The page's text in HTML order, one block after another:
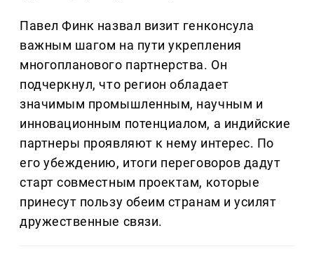
Павел Финк назвал визит генконсула
важным шагом на пути укрепления
многопланового партнерства. Он
подчеркнул, что регион обладает
значимым промышленным, научным и
инновационным потенциалом, а индийские
партнеры проявляют к нему интерес. По
его убеждению, итоги переговоров дадут
старт совместным проектам, которые
принесут пользу обеим странам и усилят
дружественные связи.